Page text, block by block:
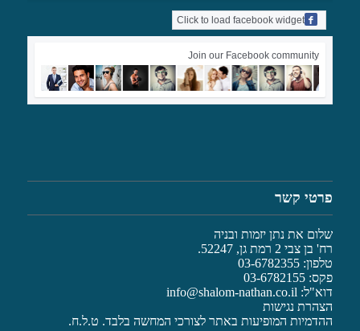
Click to load facebook widget
Join our Facebook community
פרטי קשר
שלום את נתן יזמות ובניה
רח' בן צבי 2 רמת גן, 52247.
טלפון: 03-6782355
פקס: 03-6782155
דוא"ל: info@shalom-nathan.co.il
הצהרת נגישות
ההדמיות המופיעות באתר לצורכי המחשה בלבד. ט.ל.ח.